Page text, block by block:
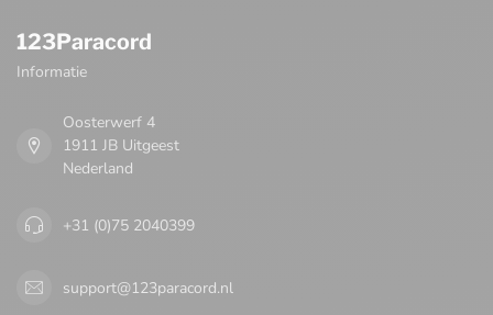
123Paracord
Informatie
Oosterwerf 4
1911 JB Uitgeest
Nederland
+31 (0)75 2040399
support@123paracord.nl